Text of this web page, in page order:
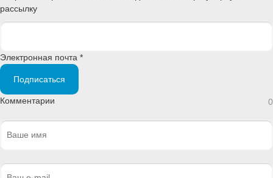
рассылку
Электронная почта *
Подписаться
Комментарии 0